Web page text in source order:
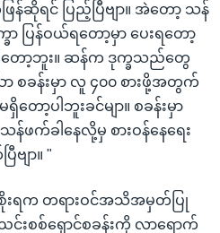
န်ဆိုရင် ပြည့်ပြီဗျာ။ အဲတော့ သန်
ာ ပြန်ဝယ်ရတော့မှာ ပေးရတော့
ော့ဘူး။ ဆန်က ဒုက္ခသည်တွေ
စခန်းမှာ လူ ၄၀၀ စားဖို့အတွက်
ာ့ပါဘူးခင်မျာ။ စခန်းမှာ
ဖက်ခါနေလို့မှ စားဝန်နေရေး
ျာ။ "
စိုးရက တရားဝင်အသိအမှတ်ပြု
စစ်ရှောင်စခန်းကို လာရောက်